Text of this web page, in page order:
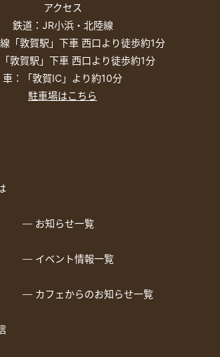
アクセス
鉄道：JR小浜・北陸線
「敦賀駅」下車 西口より徒歩約1分
敦賀駅」下車 西口より徒歩約1分
車：「敦賀IC」より約10分
駐車場はこちら
― お知らせ一覧
― イベント情報一覧
― カフェからのお知らせ一覧